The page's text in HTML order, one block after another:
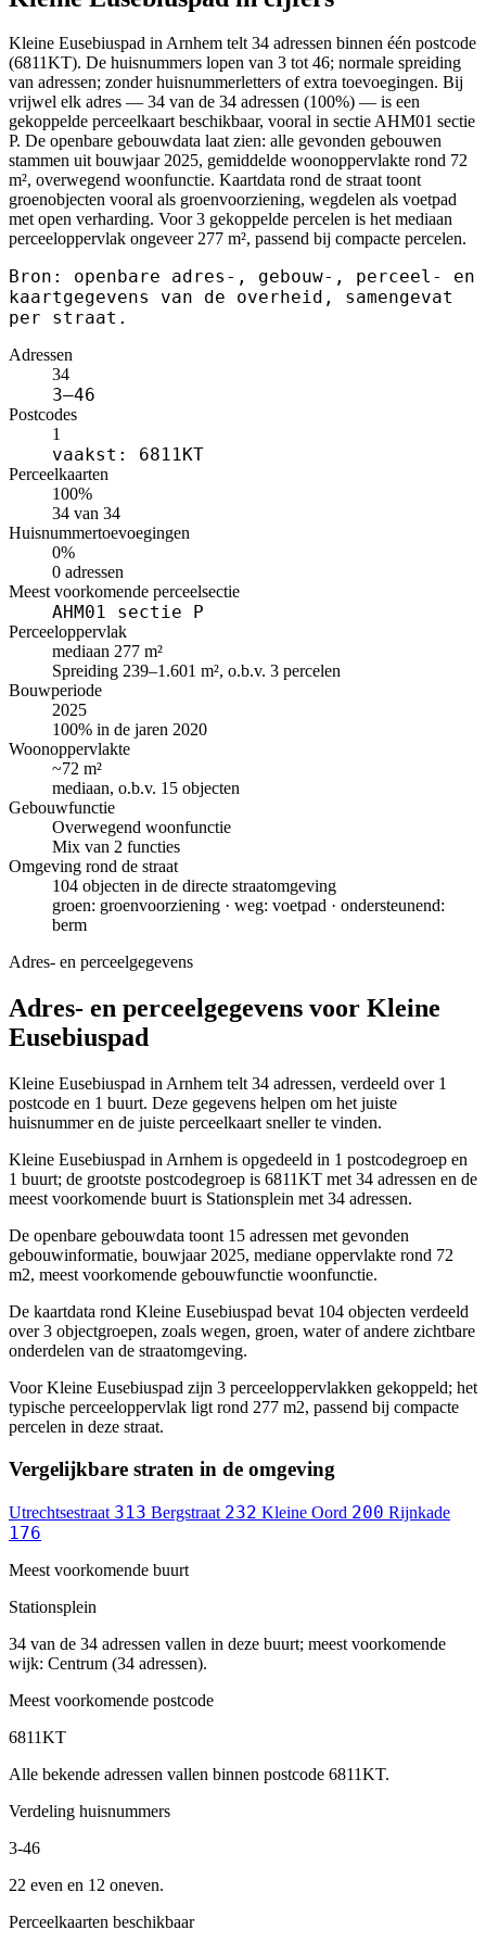
Kleine Eusebiuspad in Arnhem telt 34 adressen binnen één postcode
(6811KT). De huisnummers lopen van 3 tot 46; normale spreiding
van adressen; zonder huisnummerletters of extra toevoegingen. Bij
vrijwel elk adres — 34 van de 34 adressen (100%) — is een
gekoppelde perceelkaart beschikbaar, vooral in sectie AHM01 sectie
P. De openbare gebouwdata laat zien: alle gevonden gebouwen
stammen uit bouwjaar 2025, gemiddelde woonoppervlakte rond 72
m², overwegend woonfunctie. Kaartdata rond de straat toont
groenobjecten vooral als groenvoorziening, wegdelen als voetpad
met open verharding. Voor 3 gekoppelde percelen is het mediaan
perceeloppervlak ongeveer 277 m², passend bij compacte percelen.
Bron: openbare adres-, gebouw-, perceel- en
kaartgegevens van de overheid, samengevat
per straat.
Adressen
34
3–46
Postcodes
1
vaakst: 6811KT
Perceelkaarten
100%
34 van 34
Huisnummertoevoegingen
0%
0 adressen
Meest voorkomende perceelsectie
AHM01 sectie P
Perceeloppervlak
mediaan 277 m²
Spreiding 239–1.601 m², o.b.v. 3 percelen
Bouwperiode
2025
100% in de jaren 2020
Woonoppervlakte
~72 m²
mediaan, o.b.v. 15 objecten
Gebouwfunctie
Overwegend woonfunctie
Mix van 2 functies
Omgeving rond de straat
104 objecten in de directe straatomgeving
groen: groenvoorziening · weg: voetpad · ondersteunend:
berm
Adres- en perceelgegevens
Adres- en perceelgegevens voor Kleine
Eusebiuspad
Kleine Eusebiuspad in Arnhem telt 34 adressen, verdeeld over 1
postcode en 1 buurt. Deze gegevens helpen om het juiste
huisnummer en de juiste perceelkaart sneller te vinden.
Kleine Eusebiuspad in Arnhem is opgedeeld in 1 postcodegroep en
1 buurt; de grootste postcodegroep is 6811KT met 34 adressen en de
meest voorkomende buurt is Stationsplein met 34 adressen.
De openbare gebouwdata toont 15 adressen met gevonden
gebouwinformatie, bouwjaar 2025, mediane oppervlakte rond 72
m2, meest voorkomende gebouwfunctie woonfunctie.
De kaartdata rond Kleine Eusebiuspad bevat 104 objecten verdeeld
over 3 objectgroepen, zoals wegen, groen, water of andere zichtbare
onderdelen van de straatomgeving.
Voor Kleine Eusebiuspad zijn 3 perceeloppervlakken gekoppeld; het
typische perceeloppervlak ligt rond 277 m2, passend bij compacte
percelen in deze straat.
Vergelijkbare straten in de omgeving
Utrechtsestraat 313 Bergstraat 232 Kleine Oord 200 Rijnkade
176
Meest voorkomende buurt
Stationsplein
34 van de 34 adressen vallen in deze buurt; meest voorkomende
wijk: Centrum (34 adressen).
Meest voorkomende postcode
6811KT
Alle bekende adressen vallen binnen postcode 6811KT.
Verdeling huisnummers
3-46
22 even en 12 oneven.
Perceelkaarten beschikbaar